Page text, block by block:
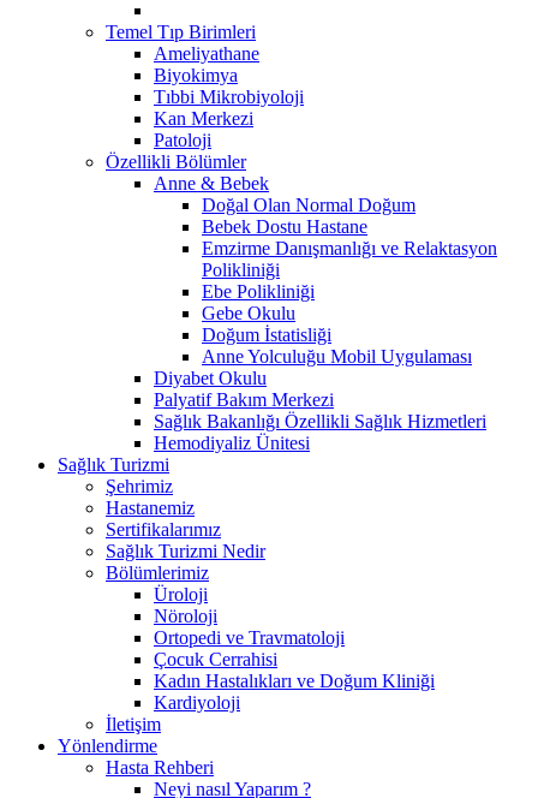
Temel Tıp Birimleri
Ameliyathane
Biyokimya
Tıbbi Mikrobiyoloji
Kan Merkezi
Patoloji
Özellikli Bölümler
Anne & Bebek
Doğal Olan Normal Doğum
Bebek Dostu Hastane
Emzirme Danışmanlığı ve Relaktasyon
Polikliniği
Ebe Polikliniği
Gebe Okulu
Doğum İstatisliği
Anne Yolculuğu Mobil Uygulaması
Diyabet Okulu
Palyatif Bakım Merkezi
Sağlık Bakanlığı Özellikli Sağlık Hizmetleri
Hemodiyaliz Ünitesi
Sağlık Turizmi
Şehrimiz
Hastanemiz
Sertifikalarımız
Sağlık Turizmi Nedir
Bölümlerimiz
Üroloji
Nöroloji
Ortopedi ve Travmatoloji
Çocuk Cerrahisi
Kadın Hastalıkları ve Doğum Kliniği
Kardiyoloji
İletişim
Yönlendirme
Hasta Rehberi
Neyi nasıl Yaparım ?